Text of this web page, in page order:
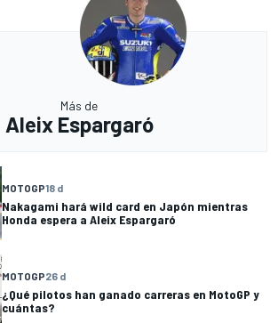
Más de
Aleix Espargaró
MOTOGP18 d
Nakagami hará wild card en Japón mientras
Honda espera a Aleix Espargaró
MOTOGP26 d
¿Qué pilotos han ganado carreras en MotoGP y
cuántas?